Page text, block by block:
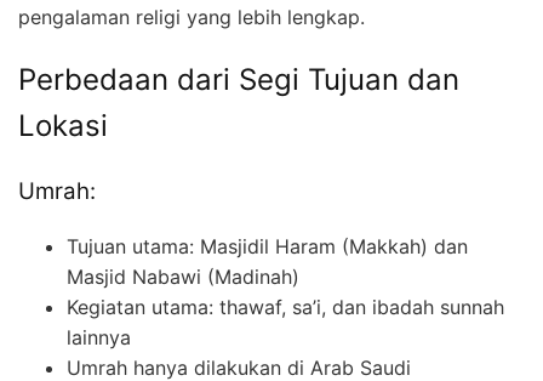
pengalaman religi yang lebih lengkap.
Perbedaan dari Segi Tujuan dan
Lokasi
Umrah:
Tujuan utama: Masjidil Haram (Makkah) dan
Masjid Nabawi (Madinah)
Kegiatan utama: thawaf, sa’i, dan ibadah sunnah
lainnya
Umrah hanya dilakukan di Arab Saudi